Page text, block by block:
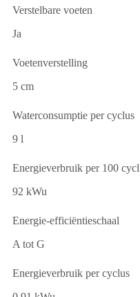
Verstelbare voeten
Ja
Voetenverstelling
5 cm
Waterconsumptie per cyclus
9 l
Energieverbruik per 100
92 kWu
Energie-efficiëntieschaal
A tot G
Energieverbruik per cyclus